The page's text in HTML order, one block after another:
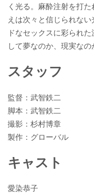
く光る。麻酔注射を打
えは次々と信じられな
ドなセックスに彩られ
して夢なのか、現実なの
スタッフ
監督：武智鉄二
脚本：武智鉄二
撮影：杉村博章
製作：グローバル
キャスト
愛染恭子